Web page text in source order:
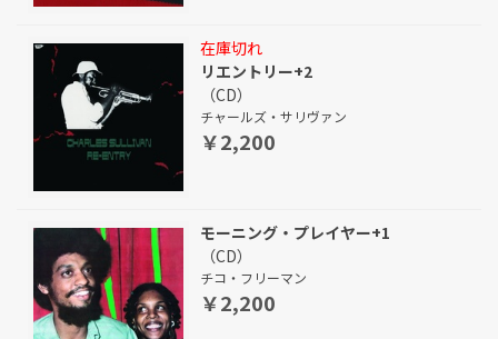
在庫切れ
リエントリー+2
（CD）
チャールズ・サリヴァン
￥2,200
モーニング・プレイヤー+1
（CD）
チコ・フリーマン
￥2,200